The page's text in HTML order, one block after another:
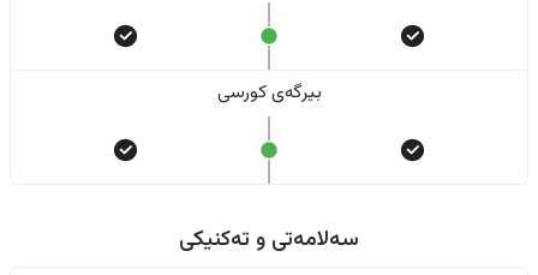
بیرگەی کورسی
سەلامەتی و تەکنیکی